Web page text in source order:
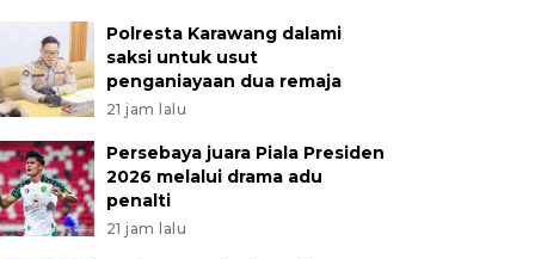
Polresta Karawang dalami
saksi untuk usut
penganiayaan dua remaja
21 jam lalu
Persebaya juara Piala Presiden
2026 melalui drama adu
penalti
21 jam lalu